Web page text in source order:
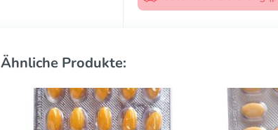
Ähnliche Produkte: